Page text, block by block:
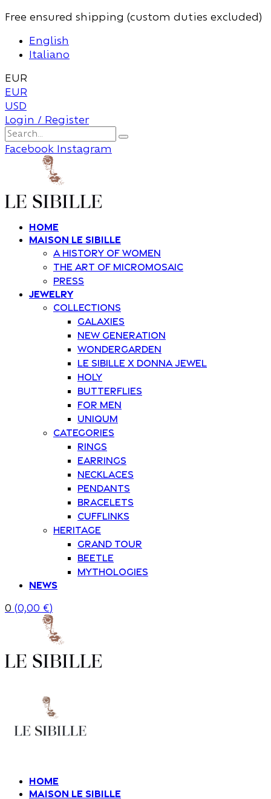
Free ensured shipping (custom duties excluded)
English
Italiano
EUR
EUR
USD
Login / Register
Facebook Instagram
Home
Maison Le Sibille
A history of women
The art of Micromosaic
Press
Jewelry
Collections
Galaxies
New Generation
Wondergarden
Le Sibille x Donna Jewel
Holy
Butterflies
For Men
Uniqum
Categories
Rings
Earrings
Necklaces
Pendants
Bracelets
Cufflinks
Heritage
Grand Tour
Beetle
Mythologies
News
0 (0,00 €)
Home
Maison Le Sibille